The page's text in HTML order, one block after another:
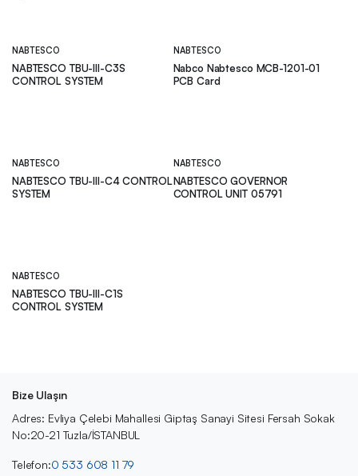
NABTESCO
NABTESCO TBU-III-C3S
CONTROL SYSTEM
NABTESCO
Nabco Nabtesco MCB-1201-01
PCB Card
NABTESCO
NABTESCO TBU-III-C4 CONTROL
SYSTEM
NABTESCO
NABTESCO GOVERNOR
CONTROL UNIT 05791
NABTESCO
NABTESCO TBU-III-C1S
CONTROL SYSTEM
Bize Ulaşın
Adres: Evliya Çelebi Mahallesi Giptaş Sanayi Sitesi Fersah Sokak
No:20-21 Tuzla/İSTANBUL
Telefon:0 533 608 11 79